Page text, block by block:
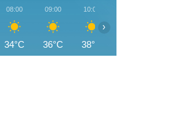
08:00
34°C
09:00
36°C
10:00
38°C
›